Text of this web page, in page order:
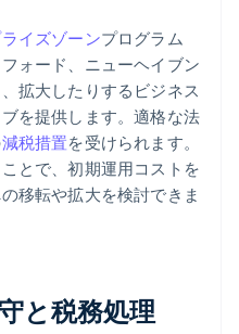
イズゾーンプログラム
ォード、ニューヘイブン
拡大したりするビジネス
を提供します。適格な法
減税措置を受けられます。
とで、初期運用コストを
移転や拡大を検討できま
と税務処理